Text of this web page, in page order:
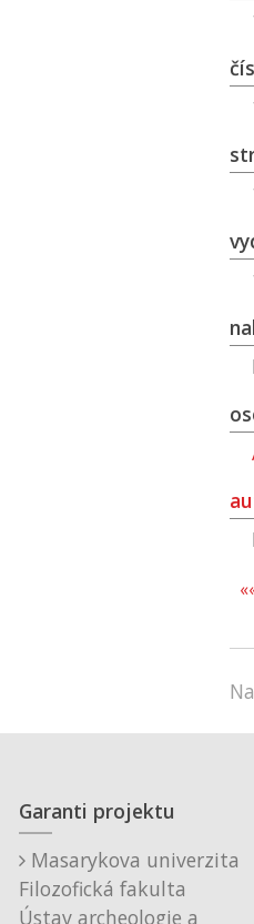
Garanti projektu
Masarykova univerzita
Filozofická fakulta
Ústav archeologie a